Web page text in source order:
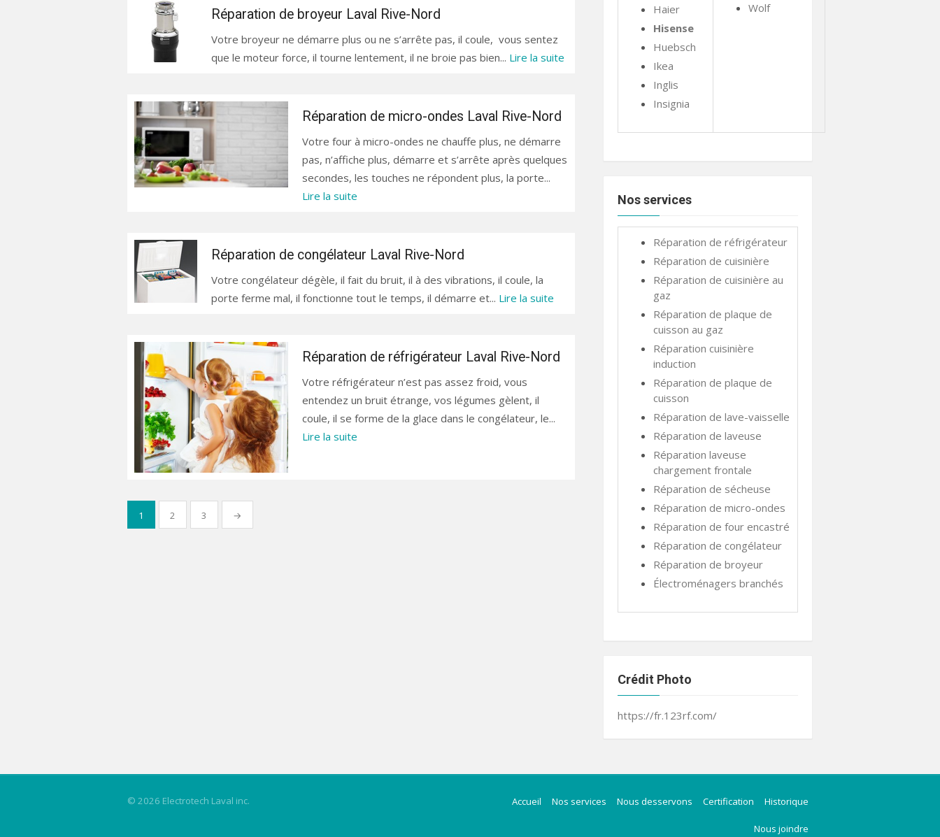
Réparation de broyeur Laval Rive-Nord
Votre broyeur ne démarre plus ou ne s’arrête pas, il coule, vous sentez
que le moteur force, il tourne lentement, il ne broie pas bien... Lire la suite
Réparation de micro-ondes Laval Rive-Nord
Votre four à micro-ondes ne chauffe plus, ne démarre
pas, n’affiche plus, démarre et s’arrête après quelques
secondes, les touches ne répondent plus, la porte...
Lire la suite
Réparation de congélateur Laval Rive-Nord
Votre congélateur dégèle, il fait du bruit, il à des vibrations, il coule, la
porte ferme mal, il fonctionne tout le temps, il démarre et... Lire la suite
Réparation de réfrigérateur Laval Rive-Nord
Votre réfrigérateur n’est pas assez froid, vous
entendez un bruit étrange, vos légumes gèlent, il
coule, il se forme de la glace dans le congélateur, le...
Lire la suite
Pagination
des
1 2 3 →
Haier
Hisense
Huebsch
Ikea
Inglis
Insignia
Wolf
Nos services
Réparation de réfrigérateur
Réparation de cuisinière
Réparation de cuisinière au
gaz
Réparation de plaque de
cuisson au gaz
Réparation cuisinière
induction
Réparation de plaque de
cuisson
Réparation de lave-vaisselle
Réparation de laveuse
Réparation laveuse
chargement frontale
Réparation de sécheuse
Réparation de micro-ondes
Réparation de four encastré
Réparation de congélateur
Réparation de broyeur
Électroménagers branchés
Crédit Photo
https://fr.123rf.com/
© 2026 Electrotech Laval inc. Accueil Nos services Nous desservons Certification Historique
Nous joindre